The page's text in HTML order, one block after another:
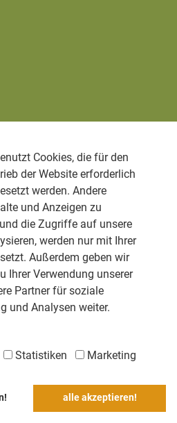
Cookies, die für den
der Website erforderlich
werden. Andere
und Anzeigen zu
die Zugriffe auf unsere
werden nur mit Ihrer
Außerdem geben wir
Ihrer Verwendung unserer
Partner für soziale
und Analysen weiter.
Statistiken Marketing
alle akzeptieren!